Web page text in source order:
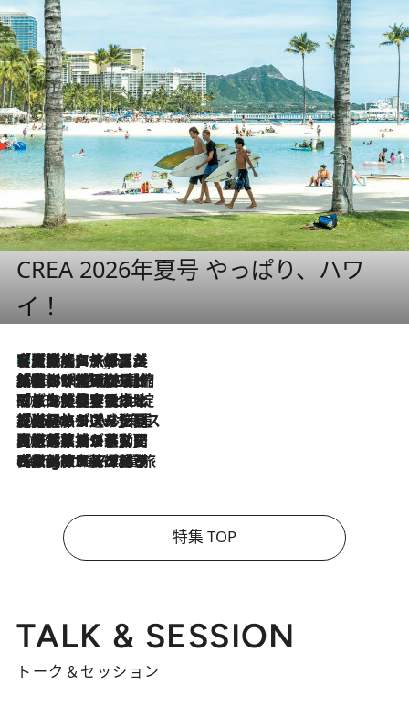
CREA 2026年夏号 やっぱり、ハワ
イ！
8 Hours Ago
【厳選旅コスメ】「多機能アイテムがメイン！」旅好き美容エディターが選んだ夏旅ベストコスメを発表【Mサイズジップ】
2026.8.6
「荷物が増えるほど旅ストレスは増す」美容ジャーナリストがたどり着いた最終結論。“化粧品を劇的に減らす”感動の凝縮美容とは
2026.8.6
「旅先には金髪ウィッグを持参」日本と同じメイクでは損してる!? 美容ジャーナリストが提案する“掟破りの旅美容”とは
2026.8.6
【厳選旅コスメ】「身軽さ＆UV対策重視！」ヘアアーティストshucoが選んだ夏旅ベストコスメを発表【Mサイズジップ】
2026.8.5
【厳選旅コスメ】国内をあちこち移動する河井菜摘が選んだ夏旅ベストコスメ発表！「リラックスアイテムはマスト」【Mサイズジップ】
2026.8.4
【厳選旅コスメ】「紫外線＆乾燥対策しながらメイク感も！」ヘア＆メイクGeorgeが選んだ夏旅ベストコスメを発表！【Mサイズジップ】
特集 TOP
TALK & SESSION
トーク＆セッション